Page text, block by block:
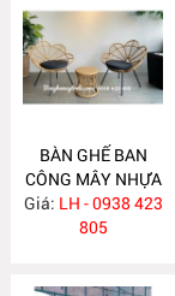
BÀN GHẾ BAN
CÔNG MÂY NHỰA
NH294
Giá: LH - 0938 423
805